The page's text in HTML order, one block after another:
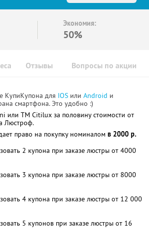
Экономия:
50%
Отзывы Вопросы по акции
КупиКупона для IOS или Android и
смартфона. Это удобно :)
или ТМ Citilux за половину стоимости от
Люстроф.
право на покупку номиналом в 2000 р.
2 купона при заказе люстры от 4000
3 купона при заказе люстры от 8000
4 купона при заказе люстры от 12 000
5 купонов при заказе люстры от 16